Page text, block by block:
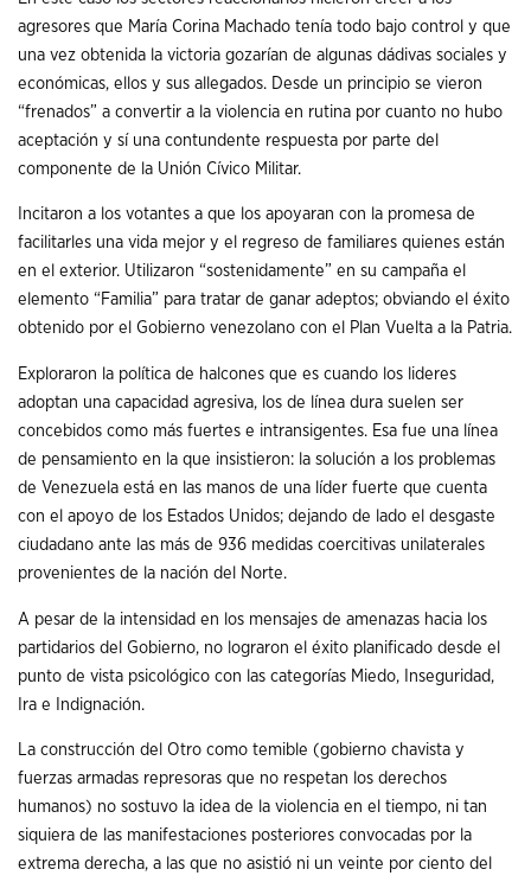
agresores que María Corina Machado tenía todo bajo control y que
una vez obtenida la victoria gozarían de algunas dádivas sociales y
económicas, ellos y sus allegados. Desde un principio se vieron
“frenados” a convertir a la violencia en rutina por cuanto no hubo
aceptación y sí una contundente respuesta por parte del
componente de la Unión Cívico Militar.
Incitaron a los votantes a que los apoyaran con la promesa de
facilitarles una vida mejor y el regreso de familiares quienes están
en el exterior. Utilizaron “sostenidamente” en su campaña el
elemento “Familia” para tratar de ganar adeptos; obviando el éxito
obtenido por el Gobierno venezolano con el Plan Vuelta a la Patria.
Exploraron la política de halcones que es cuando los lideres
adoptan una capacidad agresiva, los de línea dura suelen ser
concebidos como más fuertes e intransigentes. Esa fue una línea
de pensamiento en la que insistieron: la solución a los problemas
de Venezuela está en las manos de una líder fuerte que cuenta
con el apoyo de los Estados Unidos; dejando de lado el desgaste
ciudadano ante las más de 936 medidas coercitivas unilaterales
provenientes de la nación del Norte.
A pesar de la intensidad en los mensajes de amenazas hacia los
partidarios del Gobierno, no lograron el éxito planificado desde el
punto de vista psicológico con las categorías Miedo, Inseguridad,
Ira e Indignación.
La construcción del Otro como temible (gobierno chavista y
fuerzas armadas represoras que no respetan los derechos
humanos) no sostuvo la idea de la violencia en el tiempo, ni tan
siquiera de las manifestaciones posteriores convocadas por la
extrema derecha, a las que no asistió ni un veinte por ciento del